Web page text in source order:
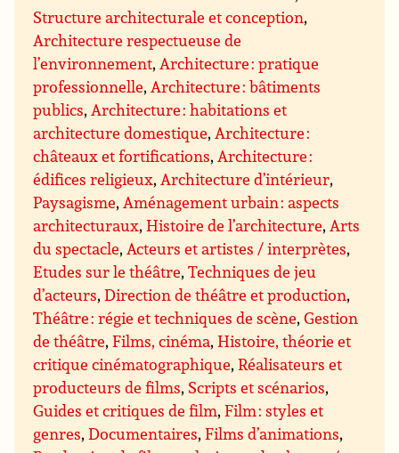
Structure architecturale et conception,
Architecture respectueuse de
l’environnement,Architecture : pratique
professionnelle,Architecture : bâtiments
publics,Architecture : habitations et
architecture domestique,Architecture :
châteaux et fortifications,Architecture :
édifices religieux,Architecture d’intérieur,
Paysagisme,Aménagement urbain : aspects
architecturaux,Histoire de l’architecture,Arts
du spectacle,Acteurs et artistes / interprètes,
Etudes sur le théâtre,Techniques de jeu
d’acteurs,Direction de théâtre et production,
Théâtre : régie et techniques de scène,Gestion
de théâtre,Films, cinéma,Histoire, théorie et
critique cinématographique,Réalisateurs et
producteurs de films, Scripts et scénarios,
Guides et critiques de film,Film : styles et
genres,Documentaires,Films d’animations,